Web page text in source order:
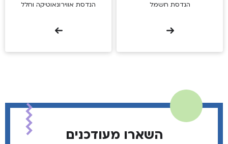
הנדסת חשמל
הנדסת אווירונאוטיקה וחלל
השארו מעודכנים